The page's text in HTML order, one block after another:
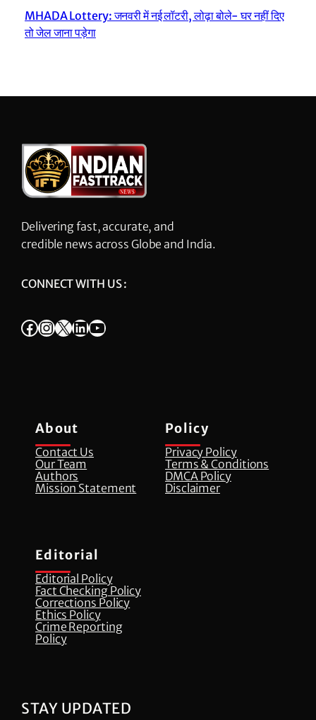
MHADA Lottery: जनवरी में नई लॉटरी, लोढ़ा बोले- घर नहीं दिए
तो जेल जाना पड़ेगा
Delivering fast, accurate, and
credible news across Globe and India.
CONNECT WITH US :
Facebook InstagramX LinkedIn YouTube
About
Contact Us
Our Team
Authors
Mission Statement
Policy
Privacy Policy
Terms & Conditions
DMCA Policy
Disclaimer
Editorial
Editorial Policy
Fact Checking Policy
Corrections Policy
⁠Ethics Policy
Crime Reporting
Policy
STAY UPDATED